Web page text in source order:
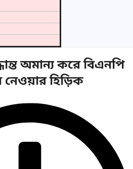
অমান্য করে বিএনপি
হিড়িক